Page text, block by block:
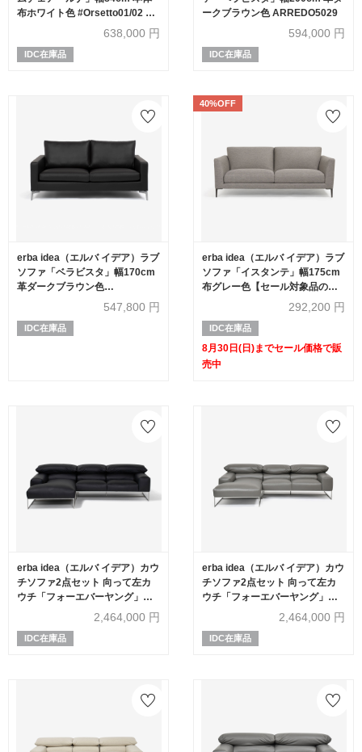
布ホワイト色 #Orsetto01/02 座
面 布ベージュ色 #Padua01/01
638,000 円
IDC在庫品
ークブラウン色 ARREDO5029
594,000 円
IDC在庫品
erba idea（エルバ イデア）ラブ
ソファ「ベラビスタ」幅170cm
革ダークブラウン色
547,800 円
IDC在庫品
40%OFF
erba idea（エルバ イデア）ラブ
ソファ「イスタンテ」幅175cm
布グレー色【セール対象品のた
292,200 円
IDC在庫品
8月30日(日)までセール価格で販
売中
erba idea（エルバ イデア）カウ
チソファ2点セット 向って左カ
ウチ「フォーエバーヤング」幅
250cm 革#C ブラック色2,464,000 円
IDC在庫品
erba idea（エルバ イデア）カウ
チソファ2点セット 向って左カ
ウチ「フォーエバーヤング」幅
250cm 革#C ライトグレー色
2,464,000 円
IDC在庫品